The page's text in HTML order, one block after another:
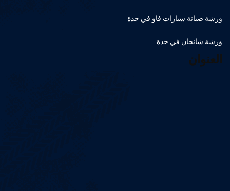
ورشة صيانة سيارات فاو في جدة
ورشة شانجان في جدة
العنوان